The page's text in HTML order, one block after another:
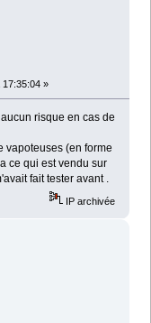
17:35:04 »
risque en cas de
vapoteuses (en forme
ce qui est vendu sur
fait tester avant .
IP archivée